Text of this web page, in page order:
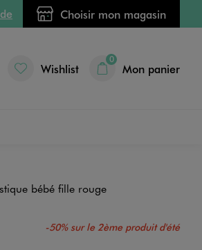
Choisir mon magasin
Wishlist
0
Mon panier
bébé fille rouge
-50% sur le 2ème produit d'été